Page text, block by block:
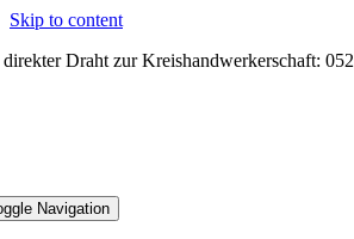
Skip to content
Draht zur Kreishandwerkerschaft:
Navigation